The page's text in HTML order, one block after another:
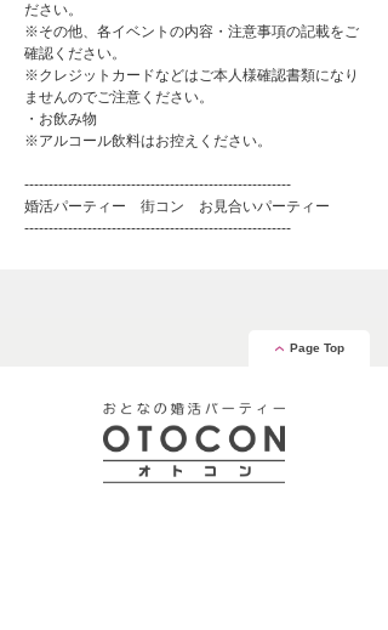
ださい。
※その他、各イベントの内容・注意事項の記載をご
確認ください。
※クレジットカードなどはご本人様確認書類になり
ませんのでご注意ください。
・お飲み物
※アルコール飲料はお控えください。
-------------------------------------------------------
婚活パーティー 街コン お見合いパーティー
-------------------------------------------------------
Page Top